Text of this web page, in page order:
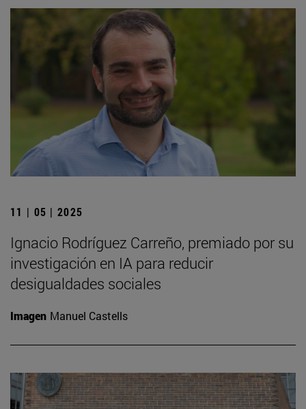
11 | 05 | 2025
Ignacio Rodríguez Carreño, premiado por su
investigación en IA para reducir
desigualdades sociales
Imagen Manuel Castells